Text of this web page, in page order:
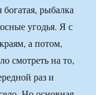
рыбалка
угодья. Я с
а потом,
смотреть на то,
раз и